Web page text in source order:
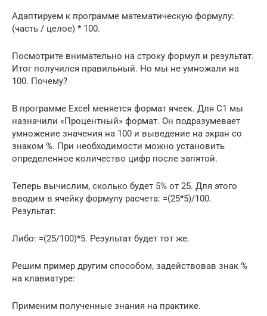
Адаптируем к программе математическую формулу:
(часть / целое) * 100.
Посмотрите внимательно на строку формул и результат.
Итог получился правильный. Но мы не умножали на
100. Почему?
В программе Excel меняется формат ячеек. Для С1 мы
назначили «Процентный» формат. Он подразумевает
умножение значения на 100 и выведение на экран со
знаком %. При необходимости можно установить
определенное количество цифр после запятой.
Теперь вычислим, сколько будет 5% от 25. Для этого
вводим в ячейку формулу расчета: =(25*5)/100.
Результат:
Либо: =(25/100)*5. Результат будет тот же.
Решим пример другим способом, задействовав знак %
на клавиатуре:
Применим полученные знания на практике.